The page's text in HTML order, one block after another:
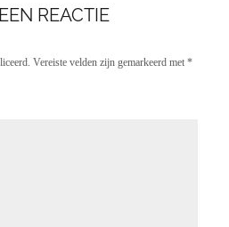
REACTIE
Vereiste velden zijn gemarkeerd met *